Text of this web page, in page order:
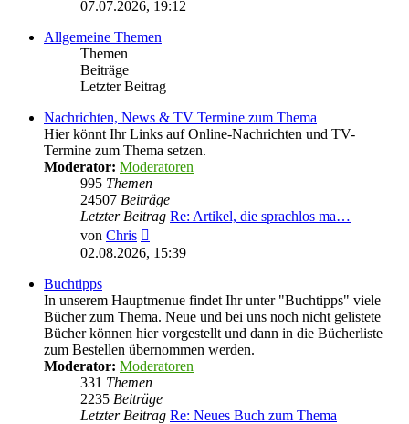
07.07.2026, 19:12
Allgemeine Themen
Themen
Beiträge
Letzter Beitrag
Nachrichten, News & TV Termine zum Thema
Hier könnt Ihr Links auf Online-Nachrichten und TV-
Termine zum Thema setzen.
Moderator: Moderatoren
995 Themen
24507 Beiträge
Letzter Beitrag Re: Artikel, die sprachlos ma…
von Chris
Beitrag
02.08.2026, 15:39
Buchtipps
In unserem Hauptmenue findet Ihr unter "Buchtipps" viele
Bücher zum Thema. Neue und bei uns noch nicht gelistete
Bücher können hier vorgestellt und dann in die Bücherliste
zum Bestellen übernommen werden.
Moderator: Moderatoren
331 Themen
2235 Beiträge
Letzter Beitrag Re: Neues Buch zum Thema